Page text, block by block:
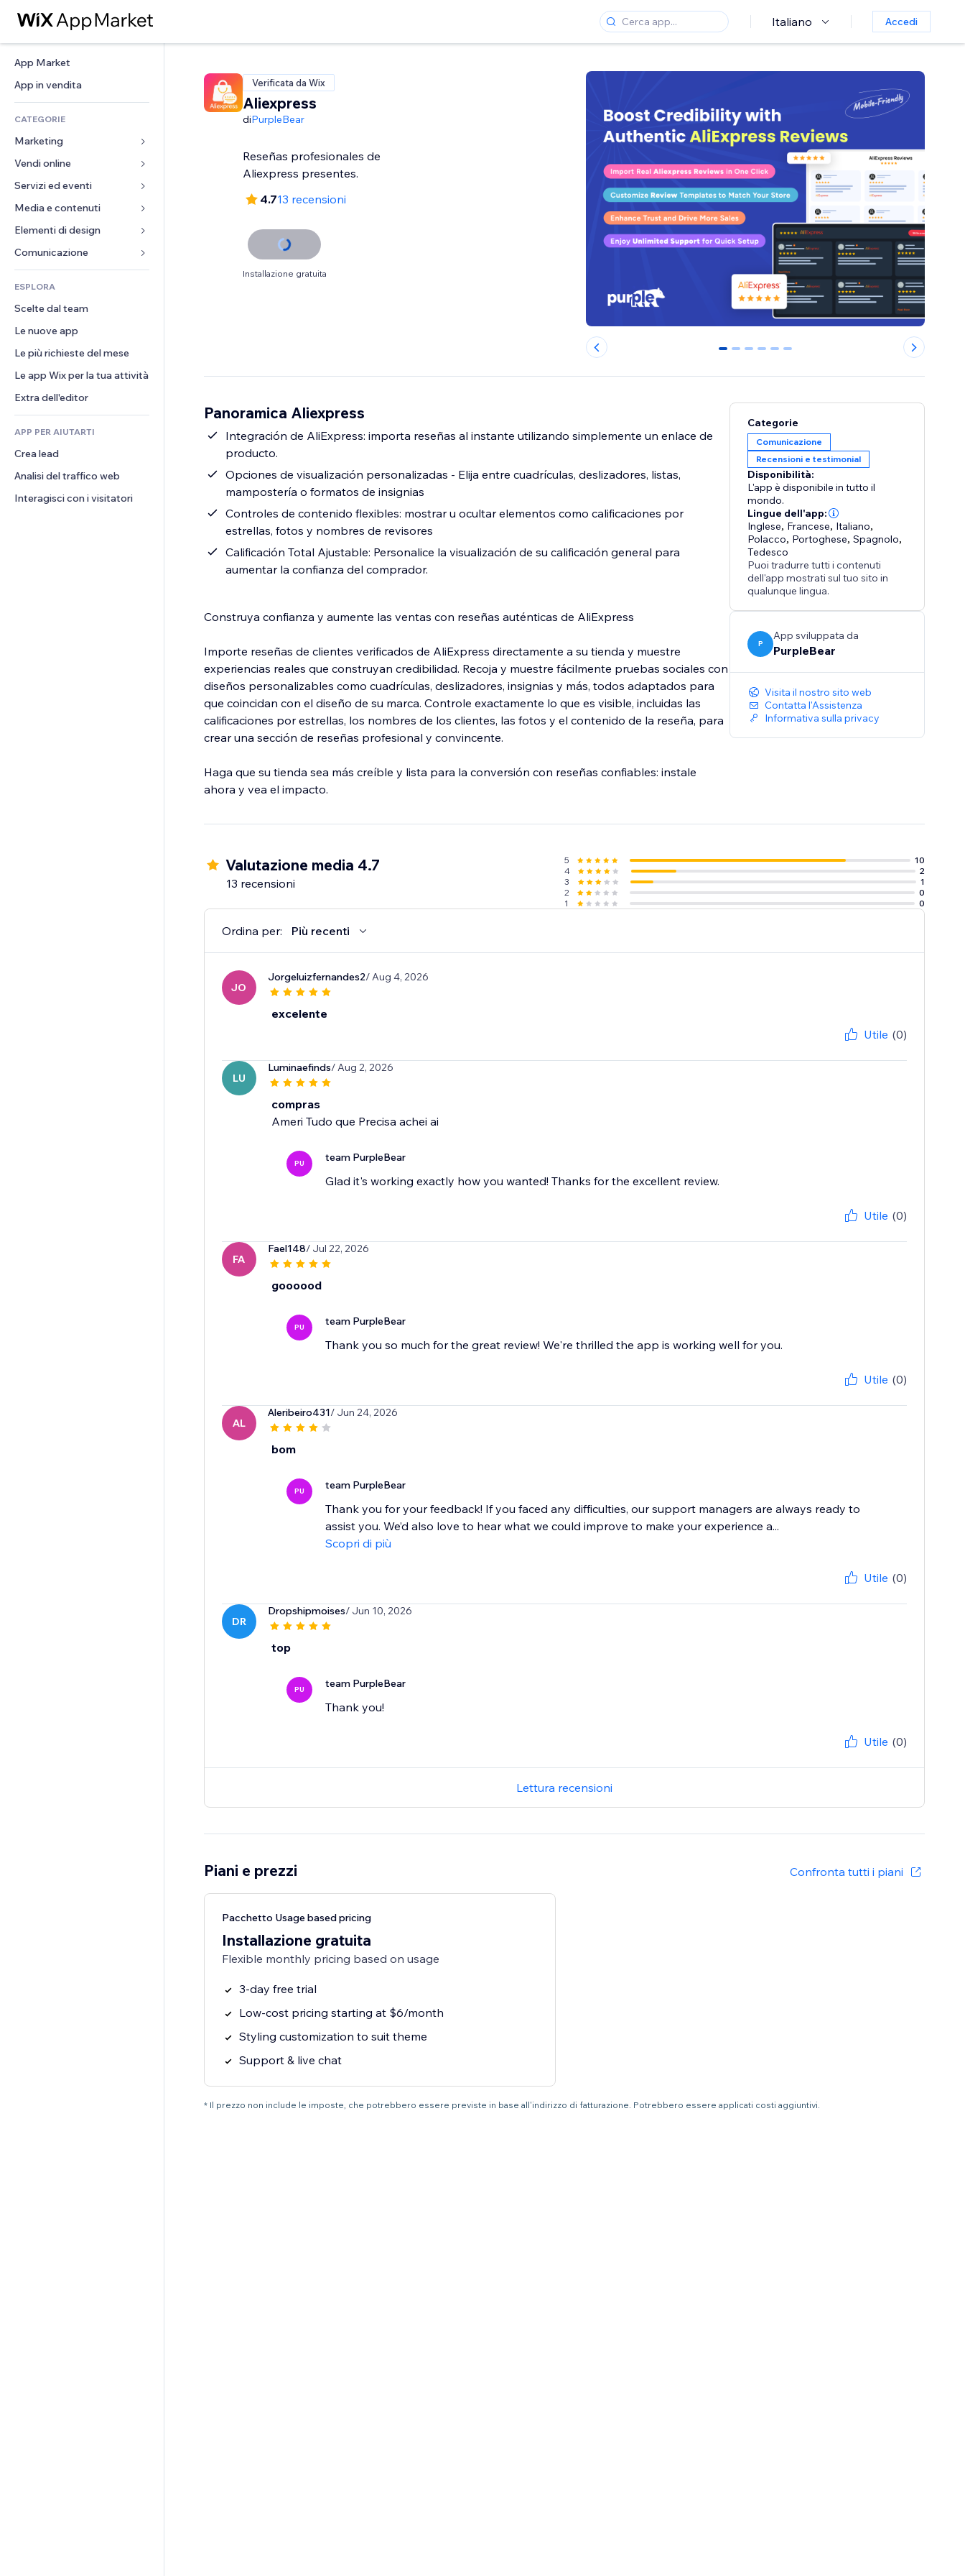
Italiano Accedi
App Market
App in vendita
CATEGORIE
Marketing
Inserzioni
Mobile
Dati analitici
Inserzioni sito
Email
Vendi online
App per Stores
Spedizione e consegna
Tasti Vendi
Amministrazione
Buoni e programmi fedeltà
Servizi ed eventi
Hotel
Eventi
Ristoranti
Immobiliare
Prenotazioni
Media e contenuti
Galleria
Musica
Podcast
Fotografia
Video
PDF
Condivisione file
Elementi di design
Mappe e navigazione
Privacy e sicurezza
Orologio
Template per pagine
Effetti immagine
Tasti e menu
Banner e badge
Calcolatrici
Cerca
Meteo
Grafici e tabelle
Moduli
Sondaggi
Chat
Commenti
Telefono
Community
Recensioni e testimonial
CRM
ESPLORA
Scelte dal team
Le nuove app
Le più richieste del mese
Le app Wix per la tua attività
Extra dell'editor
APP PER AIUTARTI
Crea lead
Analisi del traffico web
Interagisci con i visitatori
Verificata da Wix
Aliexpress
diPurpleBear
Reseñas profesionales de
Aliexpress presentes.
4.713 recensioni
Installazione gratuita
0 1 2 3 4 5
Panoramica Aliexpress
Integración de AliExpress: importa reseñas al instante utilizando simplemente un enlace de
producto.
Opciones de visualización personalizadas - Elija entre cuadrículas, deslizadores, listas,
mampostería o formatos de insignias
Controles de contenido flexibles: mostrar u ocultar elementos como calificaciones por
estrellas, fotos y nombres de revisores
Calificación Total Ajustable: Personalice la visualización de su calificación general para
aumentar la confianza del comprador.
Construya confianza y aumente las ventas con reseñas auténticas de AliExpress
Importe reseñas de clientes verificados de AliExpress directamente a su tienda y muestre
experiencias reales que construyan credibilidad. Recoja y muestre fácilmente pruebas sociales con
diseños personalizables como cuadrículas, deslizadores, insignias y más, todos adaptados para
que coincidan con el diseño de su marca. Controle exactamente lo que es visible, incluidas las
calificaciones por estrellas, los nombres de los clientes, las fotos y el contenido de la reseña, para
crear una sección de reseñas profesional y convincente.
Haga que su tienda sea más creíble y lista para la conversión con reseñas confiables: instale
ahora y vea el impacto.
Categorie
Comunicazione
Recensioni e testimonial
Disponibilità:
L'app è disponibile in tutto il
mondo.
Lingue dell'app:
Inglese, Francese, Italiano,
Polacco, Portoghese,Spagnolo,
Tedesco
Puoi tradurre tutti i contenuti
dell'app mostrati sul tuo sito in
qualunque lingua.
P
App sviluppata da
PurpleBear
Visita il nostro sito web
Contatta l'Assistenza
Informativa sulla privacy
Valutazione media 4.7
13 recensioni
5
10
4
2
3
1
2
0
1
0
Ordina per: Più recenti
JO
Jorgeluizfernandes2/ Aug 4, 2026
excelente
Utile (0)
LU
Luminaefinds/ Aug 2, 2026
compras
Ameri Tudo que Precisa achei ai
PU team PurpleBear
Glad it's working exactly how you wanted! Thanks for the excellent review.
Utile (0)
FA
Fael148/ Jul 22, 2026
goooood
PU team PurpleBear
Thank you so much for the great review! We're thrilled the app is working well for you.
Utile (0)
AL
Aleribeiro431/ Jun 24, 2026
bom
PU team PurpleBear
Thank you for your feedback! If you faced any difficulties, our support managers are always ready to
assist you. We’d also love to hear what we could improve to make your experience a...
Scopri di più
Utile (0)
DR
Dropshipmoises/ Jun 10, 2026
top
PU team PurpleBear
Thank you!
Utile (0)
Lettura recensioni
Piani e prezzi Confronta tutti i piani
Pacchetto Usage based pricing
Installazione gratuita
Flexible monthly pricing based on usage
3-day free trial
Low-cost pricing starting at $6/month
Styling customization to suit theme
Support & live chat
* Il prezzo non include le imposte, che potrebbero essere previste in base all'indirizzo di fatturazione. Potrebbero essere applicati costi aggiuntivi.